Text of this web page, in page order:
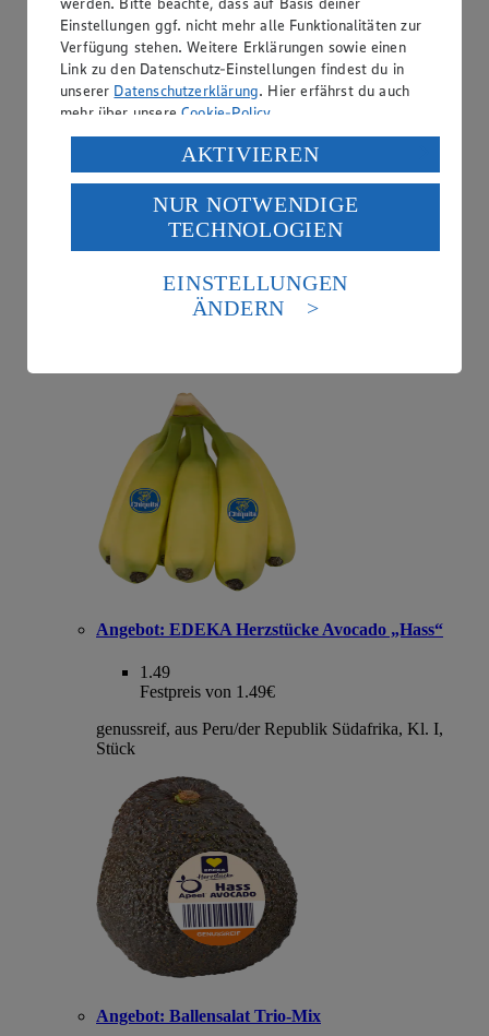
Angebot: EDEKA Herzstücke Avocado „Hass“
1.49
Festpreis von 1.49€
genussreif, aus Peru/der Republik Südafrika, Kl. I,
Stück
Angebot: Ballensalat Trio-Mix
Einstellungen ggf. nicht mehr alle Funktionalitäten zur
Verfügung stehen. Weitere Erklärungen sowie einen
Link zu den Datenschutz-Einstellungen findest du in
unserer Datenschutzerklärung. Hier erfährst du auch
mehr über unsereCookie-Policy.
Verarbeitung deiner personenbezogenen Daten in den
USA durch Facebook und YouTube:
Wenn du auf „Aktivieren“ klickst, willigst du im Sinne
des Art. 49 Abs. 1 Satz 1 lit. a) DSGVO ein, dass deine
Daten in den USA verarbeitet werden. Der EuGH sieht
die USA als Land mit einem nach europäischen
Standards nicht angemessenen Datenschutzniveau an.
Es besteht das Risiko eines Zugriffs durch US-
Informationen zum Herausgeber der Seite findest du
AKTIVIEREN
NUR NOTWENDIGE
TECHNOLOGIEN
EINSTELLUNGEN
ÄNDERN